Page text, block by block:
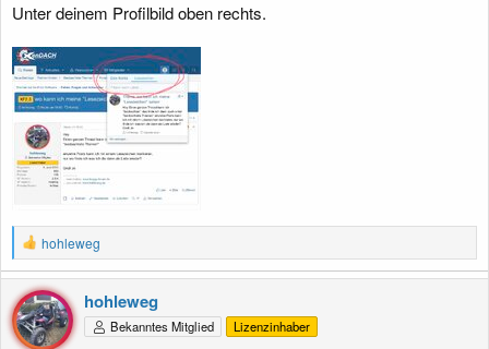
Unter deinem Profilbild oben rechts.
R
e
a
k
t
i
o
hohleweg
hohleweg
Bekanntes Mitglied Lizenzinhaber